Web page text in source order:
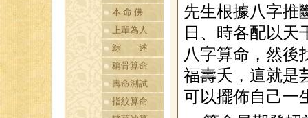
本 命 佛
上輩為人
綜 述
稱骨算命
壽命測試
指紋算命
先生根據八字推
日、時各配以天
八字算命，然後
福壽夭，這就是
可以擺佈自己一